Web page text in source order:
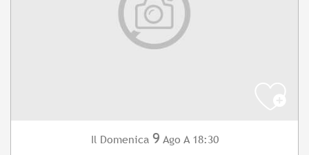
Il Domenica 9 Ago A 18:30